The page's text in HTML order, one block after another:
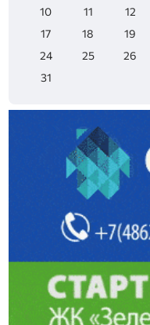
10
11 12
17
18 19
24
25 26
31